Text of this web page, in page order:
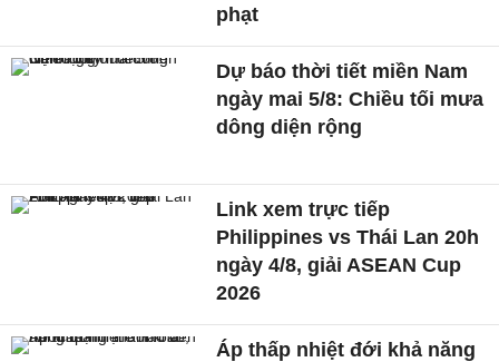
phạt
Dự báo thời tiết miền Nam
ngày mai 5/8: Chiều tối mưa
dông diện rộng
Link xem trực tiếp
Philippines vs Thái Lan 20h
ngày 4/8, giải ASEAN Cup
2026
Áp thấp nhiệt đới khả năng